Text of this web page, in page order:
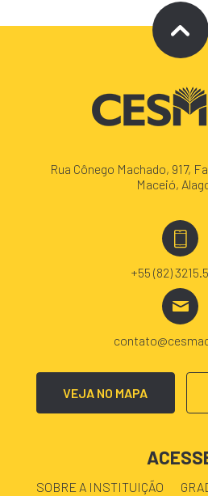
Rua Cônego Machado, 917,
Maceió,
+55 (82)
VEJA NO MAPA
SOBRE A INSTITUIÇÃO